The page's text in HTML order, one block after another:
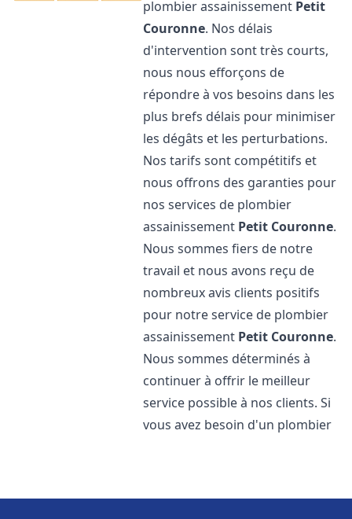
plombier assainissement Petit
Couronne. Nos délais
d'intervention sont très courts,
nous nous efforçons de
répondre à vos besoins dans les
plus brefs délais pour minimiser
les dégâts et les perturbations.
Nos tarifs sont compétitifs et
nous offrons des garanties pour
nos services de plombier
assainissement Petit Couronne.
Nous sommes fiers de notre
travail et nous avons reçu de
nombreux avis clients positifs
pour notre service de plombier
assainissement Petit Couronne.
Nous sommes déterminés à
continuer à offrir le meilleur
service possible à nos clients. Si
vous avez besoin d'un plombier